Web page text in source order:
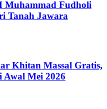
Muhammad Fudholi
Tanah Jawara
Khitan Massal Gratis,
Mei 2026